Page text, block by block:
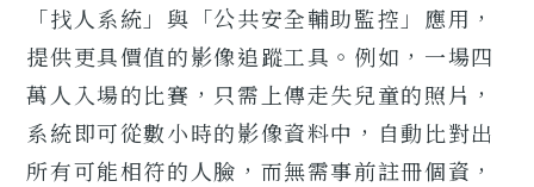
「找人系統」與「公共安全輔助監控」應用，
提供更具價值的影像追蹤工具。例如，一場四
萬人入場的比賽，只需上傳走失兒童的照片，
系統即可從數小時的影像資料中，自動比對出
所有可能相符的人臉，而無需事前註冊個資，